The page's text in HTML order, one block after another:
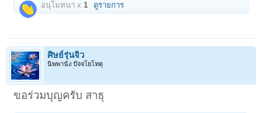
อนุโมทนา x1 ดูรายการ
ศิษย์รุ่นจิ๋ว
นิพพานัง ปัจจโยโหตุ
ขอร่วมบุญครับ สาธุ